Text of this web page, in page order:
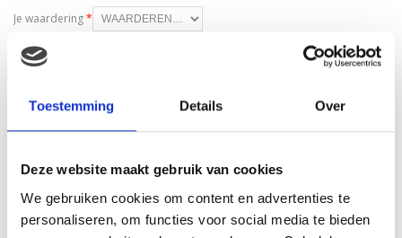
Toestemming Details Over
Deze website maakt gebruik van cookies
We gebruiken cookies om content en advertenties te
personaliseren, om functies voor social media te bieden
Je waardering*
Naam*